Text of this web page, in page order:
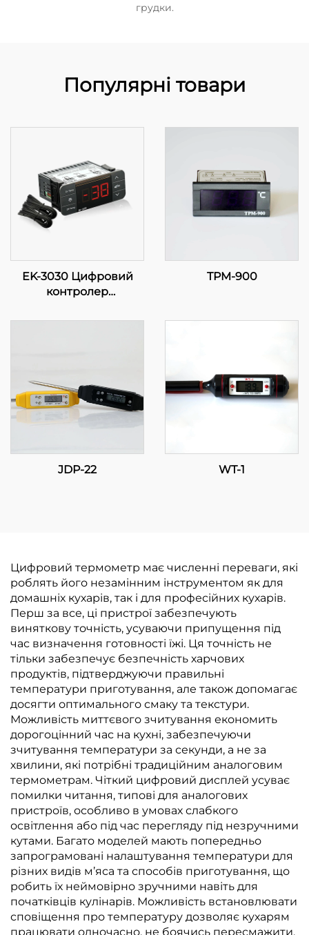
грудки.
Популярні товари
EK-3030 Цифровий
контролер
Прогресивне
комерційних
застосунків
TPM-900
JDP-22 WT-1
Цифровий термометр має численні переваги, які
роблять його незамінним інструментом як для
домашніх кухарів, так і для професійних кухарів.
Перш за все, ці пристрої забезпечують
виняткову точність, усуваючи припущення під
час визначення готовності їжі. Ця точність не
тільки забезпечує безпечність харчових
продуктів, підтверджуючи правильні
температури приготування, але також допомагає
досягти оптимального смаку та текстури.
Можливість миттєвого зчитування економить
дорогоцінний час на кухні, забезпечуючи
зчитування температури за секунди, а не за
хвилини, які потрібні традиційним аналоговим
термометрам. Чіткий цифровий дисплей усуває
помилки читання, типові для аналогових
пристроїв, особливо в умовах слабкого
освітлення або під час перегляду під незручними
кутами. Багато моделей мають попередньо
запрограмовані налаштування температури для
різних видів м’яса та способів приготування, що
робить їх неймовірно зручними навіть для
початківців кулінарів. Можливість встановлювати
сповіщення про температуру дозволяє кухарям
працювати одночасно, не боячись пересмажити,